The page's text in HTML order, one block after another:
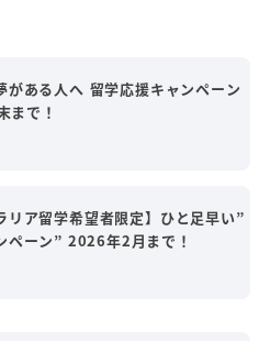
がある人へ 留学応援キャンペーン
まで！
リア留学希望者限定】ひと足早い”
ペーン” 2026年2月まで！